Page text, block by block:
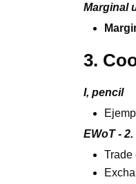
Marginal
3.
I, pencil
EWoT -
Trade